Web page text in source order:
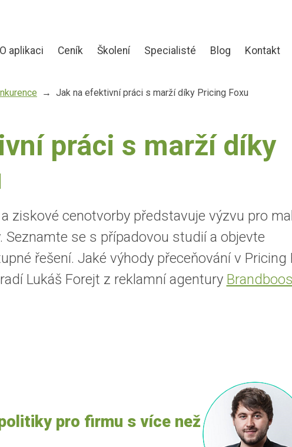
O aplikaci Ceník Školení Specialisté Blog Kontakt
Jak na efektivní práci s marží díky Pricing Foxu
práci s marží díky
ziskové cenotvorby představuje výzvu pro
Seznamte se s případovou studií a objevte
řešení. Jaké výhody přeceňování v Pricing
Lukáš Forejt z reklamní agentury
pro firmu s více než